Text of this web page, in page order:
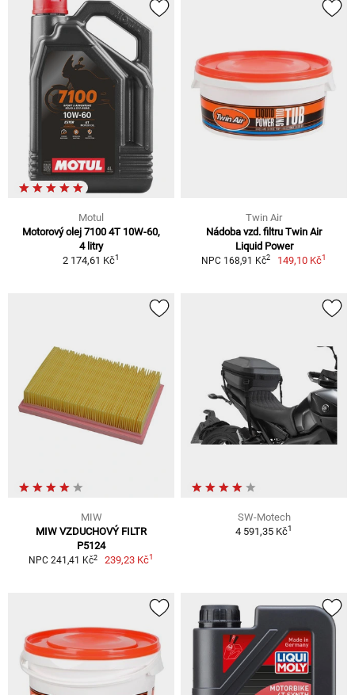
Motul
Motorový olej 7100 4T 10W-60,
4 litry
2 174,61 Kč1
Twin Air
Nádoba vzd. filtru Twin Air
Liquid Power
NPC 168,91 Kč2 149,10 Kč1
MIW
MIW VZDUCHOVÝ FILTR
P5124
NPC 241,41 Kč2 239,23 Kč1
SW-Motech
4 591,35 Kč1